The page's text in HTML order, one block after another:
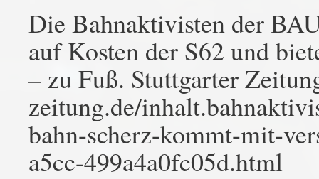
Die Bahnaktivisten der
auf Kosten der S62 und
– zu Fuß. Stuttgarter
zeitung.de/
bahn-scherz-kommt-mit-
a5cc-499a4a0fc05d.html